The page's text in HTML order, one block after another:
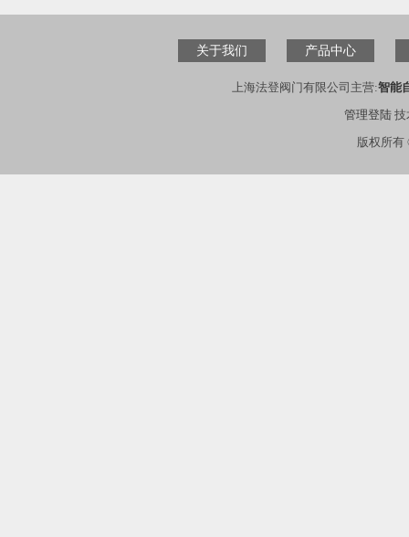
关于我们 产品中心
上海法登阀门有限公司主营:智能
管理登陆技
版权所